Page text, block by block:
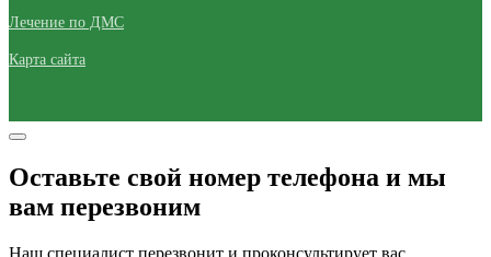
Лечение по ДМС
Карта сайта
Оставьте свой номер телефона и мы
вам перезвоним